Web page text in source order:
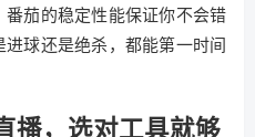
茄的稳定性能保证你不会错
球还是绝杀，都能第一时间
播，选对工具就够